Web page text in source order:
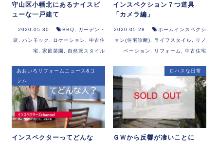
守山区小幡北にあるナイスビ
ューな一戸建て
2020.05.30 BBQ
ガーデン・
庭
ハンモック ロケーション
中古住
宅
家庭菜園 自然派スタイル
インスペクション７つ道具
「カメラ編」
2020.05.28
ホームインスペクシ
ョン(住宅診断)
ライフスタイル
リノ
ベーション
リフォーム 中古住宅
あおいろリフォームニュース&コ
ラム
インスペクターってどんな
ロハスな日常
ＧＷから反響が凄いことに